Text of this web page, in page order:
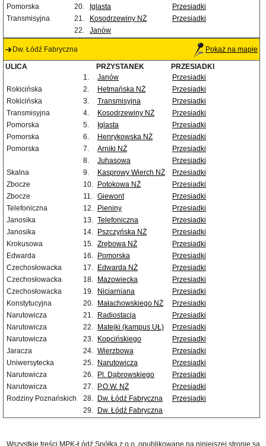
Pomorska
20. Iglasta
Przesiadki
Transmisyjna
21. Kosodrzewiny NŻ
Przesiadki
22.
Janów
Dw. Łódź Fabryczna Pokaż na mapie
ULICA PRZYSTANEK
PRZESIADKI
1.
Janów
Przesiadki
Rokicińska
2. Hetmańska NŻ
Przesiadki
Rokicińska
3. Transmisyjna
Przesiadki
Transmisyjna
4. Kosodrzewiny NŻ
Przesiadki
Pomorska
5. Iglasta
Przesiadki
Pomorska
6. Henrykowska NŻ
Przesiadki
Pomorska
7. Arniki NŻ
Przesiadki
8.
Juhasowa
Przesiadki
Skalna
9. Kasprowy Wierch NŻ
Przesiadki
Zbocze
10. Potokowa NŻ
Przesiadki
Zbocze
11. Giewont
Przesiadki
Telefoniczna
12. Pieniny
Przesiadki
Janosika
13. Telefoniczna
Przesiadki
Janosika
14. Pszczyńska NŻ
Przesiadki
Krokusowa
15. Zrębowa NŻ
Przesiadki
Edwarda
16. Pomorska
Przesiadki
Czechosłowacka
17. Edwarda NŻ
Przesiadki
Czechosłowacka
18. Mazowiecka
Przesiadki
Czechosłowacka
19. Niciarniana
Przesiadki
Konstytucyjna
20. Małachowskiego NŻ
Przesiadki
Narutowicza
21. Radiostacja
Przesiadki
Narutowicza
22. Matejki (kampus UŁ)
Przesiadki
Narutowicza
23. Kopcińskiego
Przesiadki
Jaracza
24. Wierzbowa
Przesiadki
Uniwersytecka
25. Narutowicza
Przesiadki
Narutowicza
26. Pl. Dąbrowskiego
Przesiadki
Narutowicza
27. P.O.W. NŻ
Przesiadki
Rodziny Poznańskich
28. Dw. Łódź Fabryczna
Przesiadki
29.
Dw. Łódź Fabryczna
Wszystkie treści MPK-Łódź Spółka z o.o. opublikowane na niniejszej stronie są